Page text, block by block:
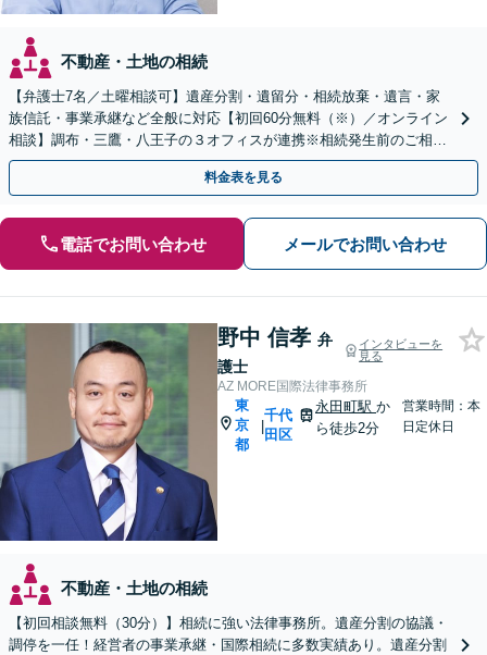
不動産・土地の相続
【弁護士7名／土曜相談可】遺産分割・遺留分・相続放棄・遺言・家
族信託・事業承継など全般に対応【初回60分無料（※）／オンライン
相談】調布・三鷹・八王子の３オフィスが連携※相続発生前のご相談
など有料相談になるものもございます
料金表を見る
電話でお問い合わせ メールでお問い合わせ
野中 信孝 弁
護士
インタビューを
見る
AZ MORE国際法律事務所
東
京
都
|
千代
田区
永田町駅か
ら徒歩2分
営業時間：本
日定休日
不動産・土地の相続
【初回相談無料（30分）】相続に強い法律事務所。遺産分割の協議・
調停を一任！経営者の事業承継・国際相続に多数実績あり。遺産分割